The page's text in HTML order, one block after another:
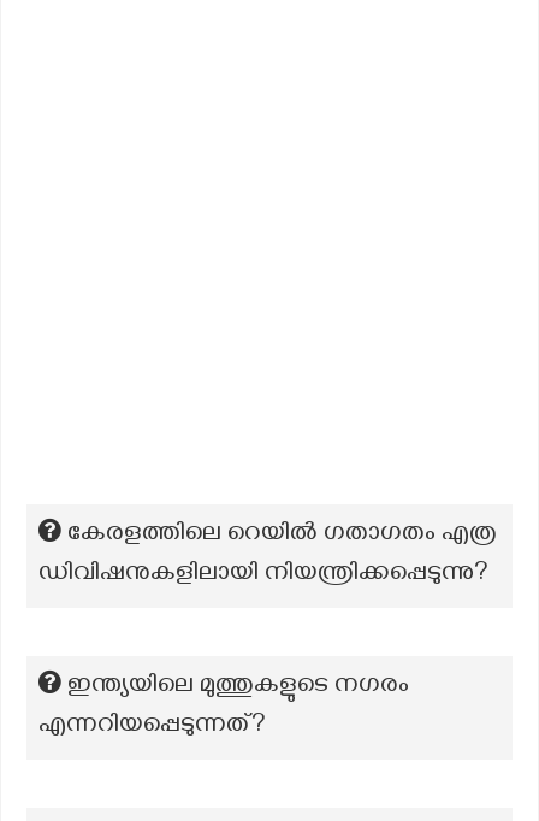
കേരളത്തിലെ റെയിൽ ഗതാഗതം എത്ര
ഡിവിഷനുകളിലായി നിയന്ത്രിക്കപ്പെടുന്നു?
ഇന്ത്യയിലെ മുത്തുകളുടെ നഗരം
എന്നറിയപ്പെടുന്നത്?